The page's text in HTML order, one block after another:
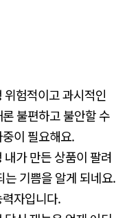
험적이고 과시적인
불편하고 불안할 수
이 필요해요.
가 만든 상품이 팔려
는 기쁨을 알게 되네요.
자입니다.